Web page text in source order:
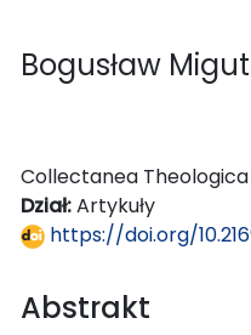
Bogusław Migut
Collectanea Theologica
Dział:Artykuły
https://doi.org/
Abstrakt